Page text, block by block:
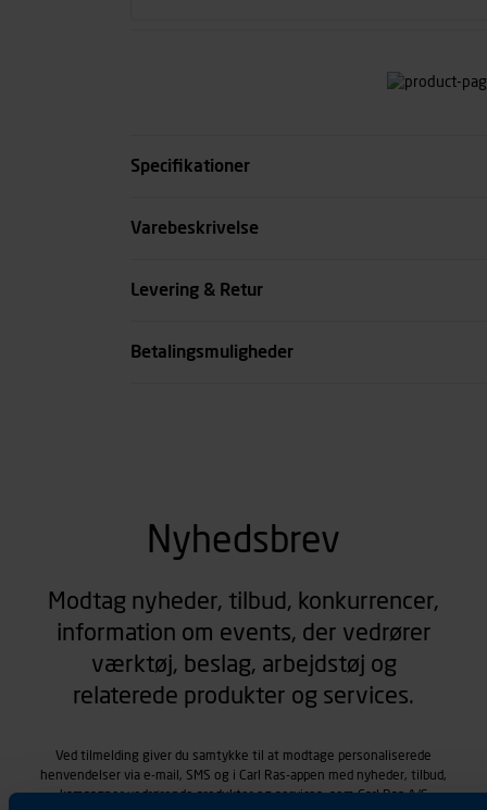
Specifikationer
Kode
Varebeskrivelse
Levering & Retur
Betalingsmuligheder
Nyhedsbrev
Modtag nyheder, tilbud, konkurrencer,
information om events, der vedrører
værktøj, beslag, arbejdstøj og
relaterede produkter og services.
Ved tilmelding giver du samtykke til at modtage personaliserede
henvendelser via e-mail, SMS og i Carl Ras-appen med nyheder, tilbud,
kampagner vedrørende produkter og services, som Carl Ras A/S